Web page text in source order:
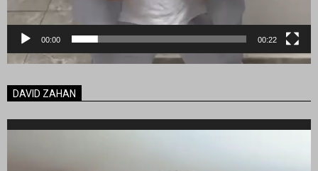
00:00 00:22
DAVID ZAHAN
Reproductor